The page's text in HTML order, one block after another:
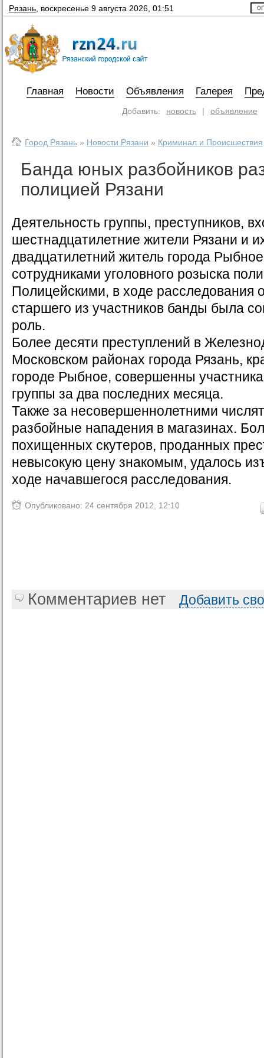
Рязань воскресенье 9 августа 2026, 01:51
Главная Новости Объявления Галерея
Добавить: новость | объявление
Город Рязань » Новости Рязани » Криминал и Происшествия
Банда юных разбойников
полицией Рязани
Деятельность группы, преступников,
шестнадцатилетние жители Рязани и
двадцатилетний житель города
сотрудниками уголовного розыска
Полицейскими, в ходе расследования
старшего из участников банды была
роль.
Более десяти преступлений в
Московском районах города Рязань,
городе Рыбное, совершенны
группы за два последних месяца.
Также за несовершеннолетними
разбойные нападения в магазинах.
похищенных скутеров, проданных
невысокую цену знакомым, удалось
ходе начавшегося расследования.
Опубликовано: 24 сентября 2012, 12:10
Комментариев нет Добавить